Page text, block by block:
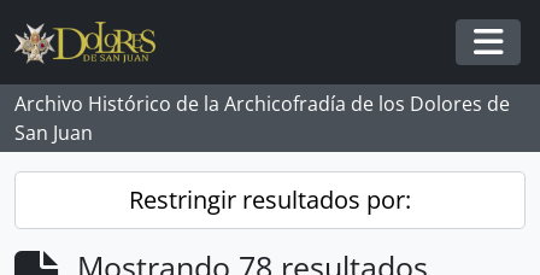
Skip to main content
Archivo Histórico de la Archicofradía de los Dolores de
San Juan
Restringir resultados por:
Mostrando 78 resultados